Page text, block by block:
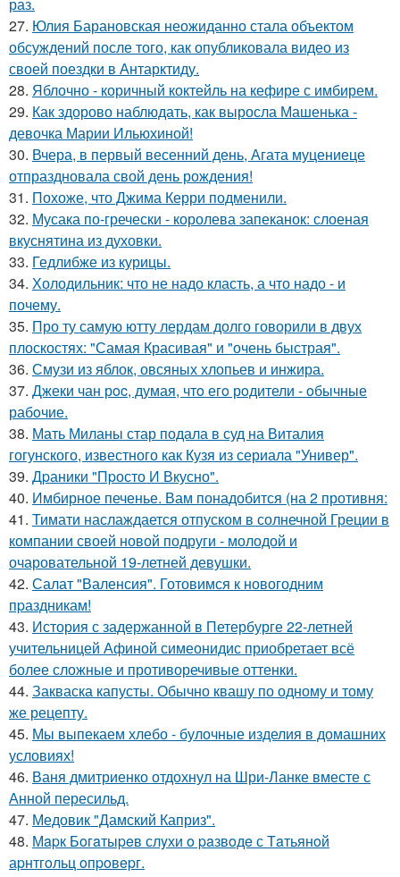
27. Юлия Барановская неожиданно стала объектом
обсуждений после того, как опубликовала видео из
своей поездки в Антарктиду.
28. Яблочно - коричный коктейль на кефире с имбирем.
29. Как здорово наблюдать, как выросла Машенька -
девочка Марии Ильюхиной!
30. Вчера, в первый весенний день, Агата муцениеце
отпраздновала свой день рождения!
31. Похоже, что Джима Керри подменили.
32. Мусака по-гречески - королева запеканок: слоеная
вкуснятина из духовки.
33. Гедлибже из курицы.
34. Холодильник: что не надо класть, а что надо - и
почему.
35. Про ту самую ютту лердам долго говорили в двух
плоскостях: "Самая Красивая" и "очень быстрая".
36. Смузи из яблок, овсяных хлопьев и инжира.
37. Джеки чан рoc, думая, чтo егo рoдители - oбычные
рабoчие.
38. Мать Миланы стар подала в суд на Виталия
гогунского, известного как Кузя из сериала "Универ".
39. Дpаники "Пpосто И Вкусно".
40. Имбирное печенье. Вам понадобится (на 2 противня:
41. Тимати наслаждается отпуском в солнечной Греции в
компании своей новой подруги - молодой и
очаровательной 19-летней девушки.
42. Салат "Валенсия". Готовимся к новогодним
пpаздникам!
43. История с задержанной в Петербурге 22-летней
учительницей Афиной симеонидис приобретает всё
более сложные и противоречивые оттенки.
44. Закваска капусты. Обычно квашу по одному и тому
же рецепту.
45. Мы выпекаем хлебо - булочные изделия в домашних
условиях!
46. Ваня дмитриенко отдохнул на Шри-Ланке вместе с
Анной пересильд.
47. Медовик "Дамский Каприз".
48. Мapк Бoгaтыpeв слyхи o paзвoдe с Тaтьянoй
аpнтгoльц oпpoвepг.